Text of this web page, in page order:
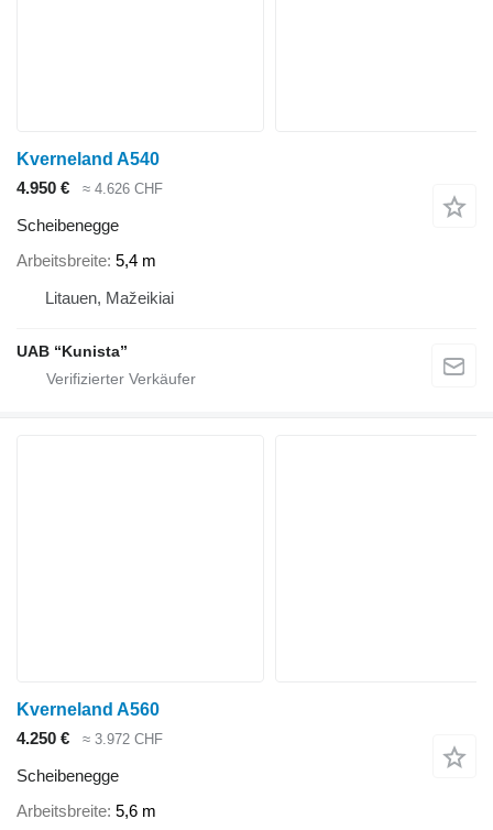
Kverneland A540
4.950 €
≈ 4.626 CHF
Scheibenegge
Arbeitsbreite 5,4 m
Litauen, Mažeikiai
UAB “Kunista”
Kverneland A560
4.250 €
≈ 3.972 CHF
Scheibenegge
Arbeitsbreite 5,6 m